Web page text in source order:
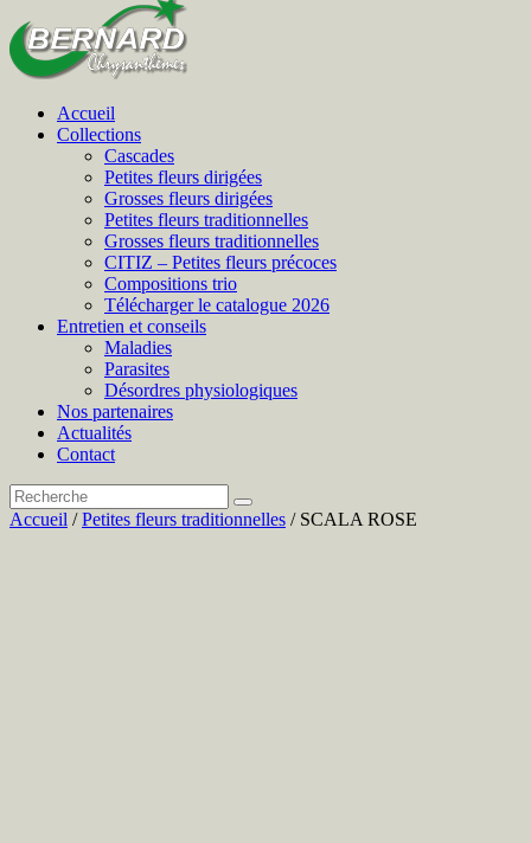
Accueil
Collections
Cascades
Petites fleurs dirigées
Grosses fleurs dirigées
Petites fleurs traditionnelles
Grosses fleurs traditionnelles
CITIZ – Petites fleurs précoces
Compositions trio
Télécharger le catalogue 2026
Entretien et conseils
Maladies
Parasites
Désordres physiologiques
Nos partenaires
Actualités
Contact
Accueil /Petites fleurs traditionnelles / SCALA ROSE